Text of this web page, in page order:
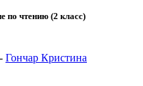
по чтению (2 класс)
Гончар Кристина